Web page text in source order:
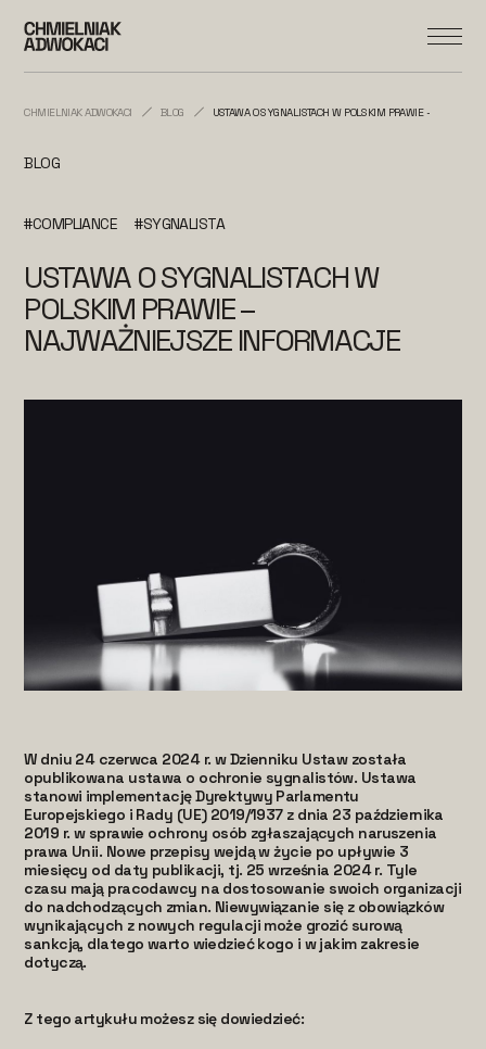
CHMIELNIAK ADWOKACI BLOG USTAWA O SYGNALISTACH W POLSKIM PRAWIE –
BLOG
#COMPLIANCE #SYGNALISTA
USTAWA O SYGNALISTACH W
POLSKIM PRAWIE –
NAJWAŻNIEJSZE INFORMACJE
W dniu 24 czerwca 2024 r. w Dzienniku Ustaw została
opublikowana ustawa o ochronie sygnalistów. Ustawa
stanowi implementację Dyrektywy Parlamentu
Europejskiego i Rady (UE) 2019/1937 z dnia 23 października
2019 r. w sprawie ochrony osób zgłaszających naruszenia
prawa Unii. Nowe przepisy wejdą w życie po upływie 3
miesięcy od daty publikacji, tj. 25 września 2024 r. Tyle
czasu mają pracodawcy na dostosowanie swoich organizacji
do nadchodzących zmian. Niewywiązanie się z obowiązków
wynikających z nowych regulacji może grozić surową
sankcją, dlatego warto wiedzieć kogo i w jakim zakresie
dotyczą.
Z tego artykułu możesz się dowiedzieć: